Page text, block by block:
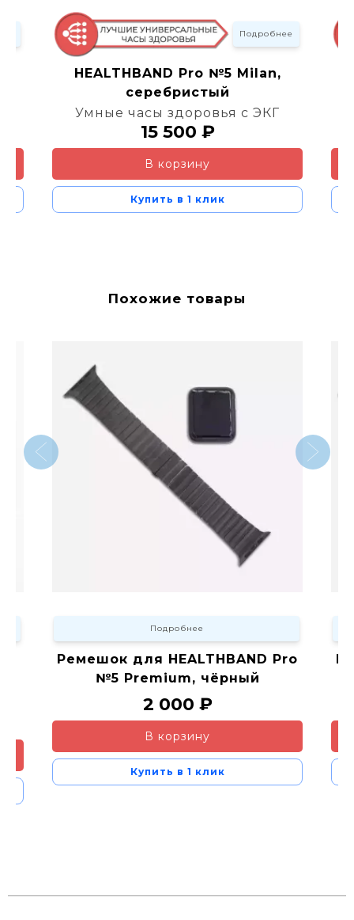
Подробнее
HEALTHBAND Pro №5 Milan,
серебристый
Умные часы здоровья с ЭКГ
15 500 ₽
В корзину
Купить в 1 клик
Похожие товары
Подробнее
Ремешок для HEALTHBAND Pro
№5 Premium, чёрный
2 000 ₽
В корзину
Купить в 1 клик